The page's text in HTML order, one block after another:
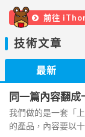
前往
技術文章
最新
同一篇內容翻
我們做的是一套「
的產品，內容要以